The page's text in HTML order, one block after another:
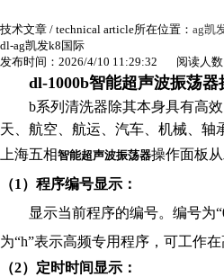
技术文章 / technical article所在位置： ag凯
dl-ag凯发k8国际
发布时间：2026/4/10 11:29:32 阅读人数
dl-1000b智能超声波振荡
b系列清洗器除其本身具有高
天、航空、航运、汽车、机械、轴
上海五相智能超声波振荡器操作面板
（1）程序编号显示：
显示当前程序的编号。编号为
为“h”表示高频专用程序，可工作
（2）定时时间显示：